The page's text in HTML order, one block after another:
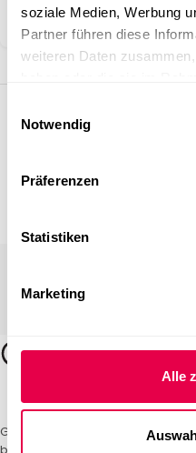
soziale Medien, Werbung
Partner führen diese
weiteren Daten
Notwendig
Präferenzen
Statistiken
Marketing
Alle
Teilen:
Gastro Uzal – Ihr Spezialist für